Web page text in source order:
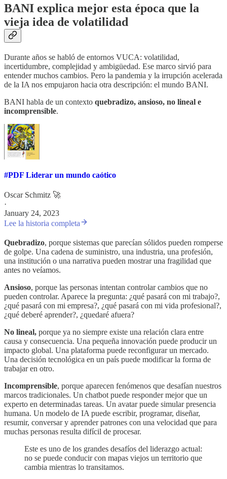
BANI explica mejor esta época que la
vieja idea de volatilidad
Durante años se habló de entornos VUCA: volatilidad,
incertidumbre, complejidad y ambigüedad. Ese marco sirvió para
entender muchos cambios. Pero la pandemia y la irrupción acelerada
de la IA nos empujaron hacia otra descripción: el mundo BANI.
BANI habla de un contexto quebradizo, ansioso, no lineal e
incomprensible.
#PDF Liderar un mundo caótico
Oscar Schmitz 🚀
·
January 24, 2023
Lee la historia completa
Quebradizo, porque sistemas que parecían sólidos pueden romperse
de golpe. Una cadena de suministro, una industria, una profesión,
una institución o una narrativa pueden mostrar una fragilidad que
antes no veíamos.
Ansioso, porque las personas intentan controlar cambios que no
pueden controlar. Aparece la pregunta: ¿qué pasará con mi trabajo?,
¿qué pasará con mi empresa?, ¿qué pasará con mi vida profesional?,
¿qué deberé aprender?, ¿quedaré afuera?
No lineal, porque ya no siempre existe una relación clara entre
causa y consecuencia. Una pequeña innovación puede producir un
impacto global. Una plataforma puede reconfigurar un mercado.
Una decisión tecnológica en un país puede modificar la forma de
trabajar en otro.
Incomprensible, porque aparecen fenómenos que desafían nuestros
marcos tradicionales. Un chatbot puede responder mejor que un
experto en determinadas tareas. Un avatar puede simular presencia
humana. Un modelo de IA puede escribir, programar, diseñar,
resumir, conversar y aprender patrones con una velocidad que para
muchas personas resulta difícil de procesar.
Este es uno de los grandes desafíos del liderazgo actual:
no se puede conducir con mapas viejos un territorio que
cambia mientras lo transitamos.